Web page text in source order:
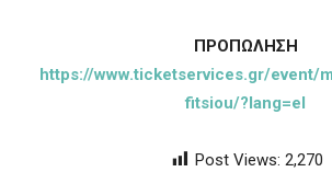
ΠΡΟΠΩΛΗΣΗ
https://www.ticketservices.gr/event/
fitsiou/?lang=el
Post Views: 2,270